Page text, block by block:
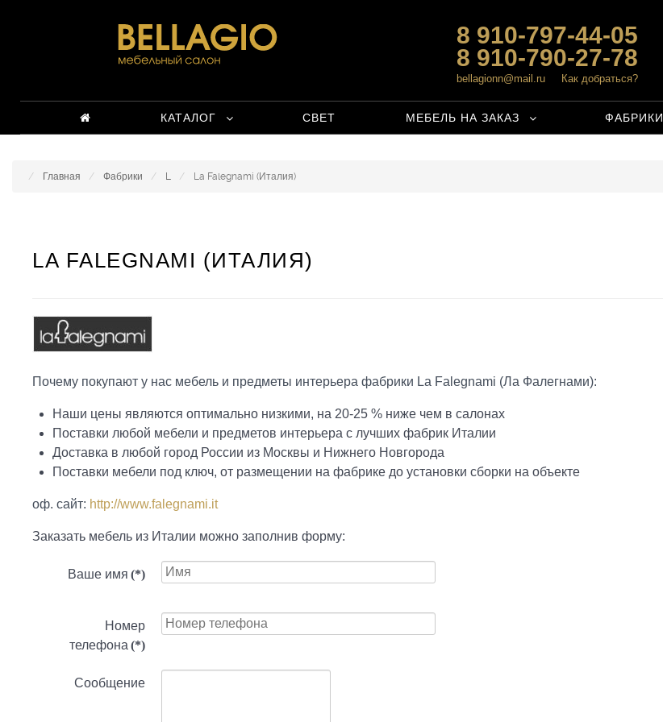
8 910-797-44-05
8 910-790-27-78
bellagionn@mail.ru Как добраться?
КАТАЛОГ СВЕТ МЕБЕЛЬ НА ЗАКАЗ ФАБРИКИ
Главная Фабрики L La Falegnami (Италия)
LA FALEGNAMI (ИТАЛИЯ)
Почему покупают у нас мебель и предметы интерьера фабрики La Falegnami (Ла Фалегнами):
Наши цены являются оптимально низкими, на 20-25 % ниже чем в салонах
Поставки любой мебели и предметов интерьера с лучших фабрик Италии
Доставка в любой город России из Москвы и Нижнего Новгорода
Поставки мебели под ключ, от размещении на фабрике до установки сборки на объекте
оф. сайт: http://www.falegnami.it
Заказать мебель из Италии можно заполнив форму:
Ваше имя (*)
Номер
телефона (*)
Сообщение